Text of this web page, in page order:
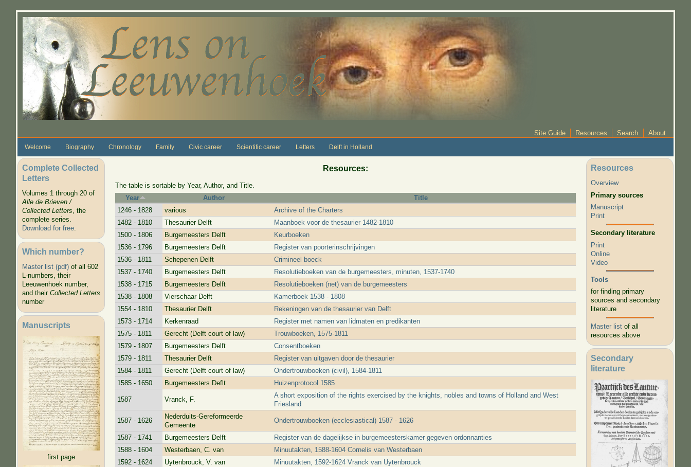
Site Guide Resources Search About
Welcome Biography Chronology Family Civic career Scientific career Letters Delft in Holland
Complete Collected
Letters
Volumes 1 through 20 of
Alle de Brieven /
Collected Letters, the
complete series.
Download for free.
Which number?
Master list (pdf)of all 602
L-numbers, their
Leeuwenhoek number,
and their Collected Letters
number
Manuscripts
first page
Resources:
The table is sortable by Year, Author, and Title.
Year
Author
Title
1246 - 1828
various
Archive of the Charters
1482 - 1810
Thesaurier Delft
Maanboek voor de thesaurier 1482-1810
1500 - 1806
Burgemeesters Delft
Keurboeken
1536 - 1796
Burgemeesters Delft
Register van poorterinschrijvingen
1536 - 1811
Schepenen Delft
Crimineel boeck
1537 - 1740
Burgemeesters Delft
Resolutieboeken van de burgemeesters, minuten, 1537-1740
1538 - 1715
Burgemeesters Delft
Resolutieboeken (net) van de burgemeesters
1538 - 1808
Vierschaar Delft
Kamerboek 1538 - 1808
1554 - 1810
Thesaurier Delft
Rekeningen van de thesaurier van Delft
1573 - 1714
Kerkenraad
Register met namen van lidmaten en predikanten
1575 - 1811
Gerecht (Delft court of law)
Trouwboeken, 1575-1811
1579 - 1807
Burgemeesters Delft
Consentboeken
1579 - 1811
Thesaurier Delft
Register van uitgaven door de thesaurier
1584 - 1811
Gerecht (Delft court of law)
Ondertrouwboeken (civil), 1584-1811
1585 - 1650
Burgemeesters Deflt Huizenprotocol 1585
1587 Vranck, F.
A short exposition of the rights exercised by the knights, nobles and towns of Holland and West
Friesland
1587 - 1626
Nederduits-Gereformeerde
Gemeente
Ondertrouwboeken (ecclesiastical) 1587 - 1626
1587 - 1741 Burgemeesters Delft
Register van de dagelijkse in burgemeesterskamer gegeven ordonnanties
1588 - 1604
Westerbaen, C. van
Minuutakten, 1588-1604 Cornelis van Westerbaen
1592 - 1624
Uytenbrouck, V. van Minuutakten, 1592-1624 Vranck van Uytenbrouck
Resources
Overview
Primary sources
Manuscript
Print
Secondary literature
Print
Online
Video
Tools
for finding primary
sources and secondary
literature
Master list of all
resources above
Secondary
literature